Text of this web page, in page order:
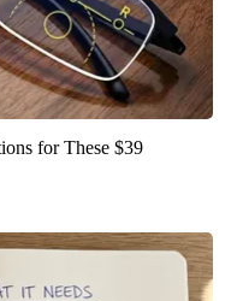
for These $39